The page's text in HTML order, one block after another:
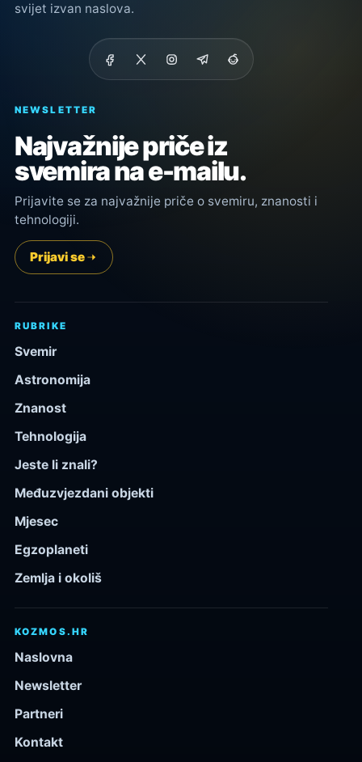
svijet izvan naslova.
NEWSLETTER
Najvažnije priče iz
svemira na e-mailu.
Prijavite se za najvažnije priče o svemiru, znanosti i
tehnologiji.
Prijavi se
RUBRIKE
Svemir
Astronomija
Znanost
Tehnologija
Jeste li znali?
Međuzvjezdani objekti
Mjesec
Egzoplaneti
Zemlja i okoliš
KOZMOS.HR
Naslovna
Newsletter
Partneri
Kontakt